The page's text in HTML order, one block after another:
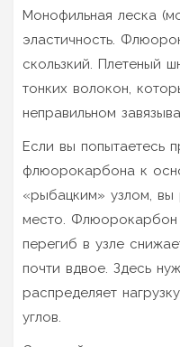
Монофильная леска
эластичность.
скользкий. Плетеный
тонких волокон,
неправильном
Если вы попытаетесь
флюорокарбона к
«рыбацким» узлом, вы
место. Флюорокарбон
перегиб в узле
почти вдвое. Здесь
распределяет
углов.